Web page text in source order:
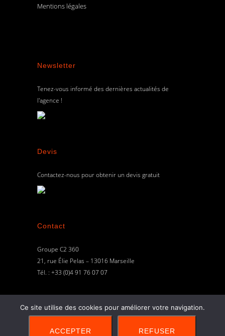
Mentions légales
Newsletter
Tenez-vous informé des dernières actualités de
l'agence !
Devis
Contactez-nous pour obtenir un devis gratuit
Contact
Groupe C2 360
21, rue Élie Pelas – 13016 Marseille
Tél. : +33 (0)4 91 76 07 07
Ce site utilise des cookies pour améliorer votre navigation.
ACCEPTER REFUSER